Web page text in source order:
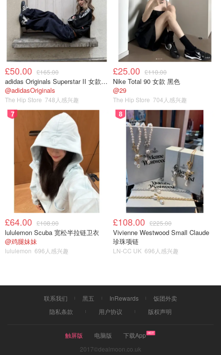
以下3张图是修剪后的月季长出新的芽。这些新芽日后都会
长成孕育出花苞的枝条。
£50.00 £165.00
adidas Originals Superstar II 女款串珠休闲鞋 黑色
@adidasOriginals
The Hip Store 748人感兴趣
£25.00 £110.00
Nike Total 90 女款 黑色
@29
The Hip Store 704人感兴趣
7
£64.00 £108.00
lululemon Scuba 宽松半拉链卫衣
@鸡腿妹妹
lululemon 696人感兴趣
8
£108.00 £225.00
Vivienne Westwood Small Claude
珍珠项链
LN-CC UK 696人感兴趣
联系我们 黑五 InRewards
饭团外卖
隐私条款
用户协议 版权声明
触屏版 电脑版
下载App
2017©dealmoon.co.uk